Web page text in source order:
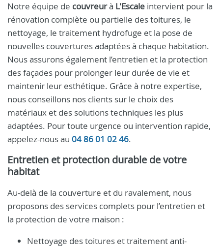
Notre équipe de couvreurà L'Escale intervient pour la
rénovation complète ou partielle des toitures, le
nettoyage, le traitement hydrofuge et la pose de
nouvelles couvertures adaptées à chaque habitation.
Nous assurons également l’entretien et la protection
des façades pour prolonger leur durée de vie et
maintenir leur esthétique. Grâce à notre expertise,
nous conseillons nos clients sur le choix des
matériaux et des solutions techniques les plus
adaptées. Pour toute urgence ou intervention rapide,
appelez-nous au 04 86 01 02 46.
Entretien et protection durable de votre
habitat
Au-delà de la couverture et du ravalement, nous
proposons des services complets pour l’entretien et
la protection de votre maison :
Nettoyage des toitures et traitement anti-